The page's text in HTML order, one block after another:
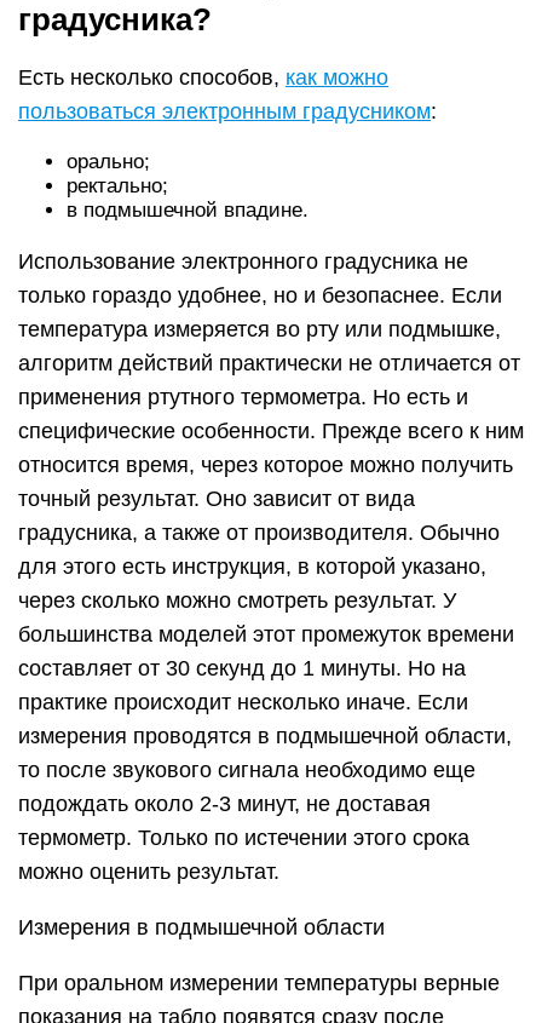
градусника?
Есть несколько способов, как можно
пользоваться электронным градусником:
орально;
ректально;
в подмышечной впадине.
Использование электронного градусника не
только гораздо удобнее, но и безопаснее. Если
температура измеряется во рту или подмышке,
алгоритм действий практически не отличается от
применения ртутного термометра. Но есть и
специфические особенности. Прежде всего к ним
относится время, через которое можно получить
точный результат. Оно зависит от вида
градусника, а также от производителя. Обычно
для этого есть инструкция, в которой указано,
через сколько можно смотреть результат. У
большинства моделей этот промежуток времени
составляет от 30 секунд до 1 минуты. Но на
практике происходит несколько иначе. Если
измерения проводятся в подмышечной области,
то после звукового сигнала необходимо еще
подождать около 2-3 минут, не доставая
термометр. Только по истечении этого срока
можно оценить результат.
Измерения в подмышечной области
При оральном измерении температуры верные
показания на табло появятся сразу после